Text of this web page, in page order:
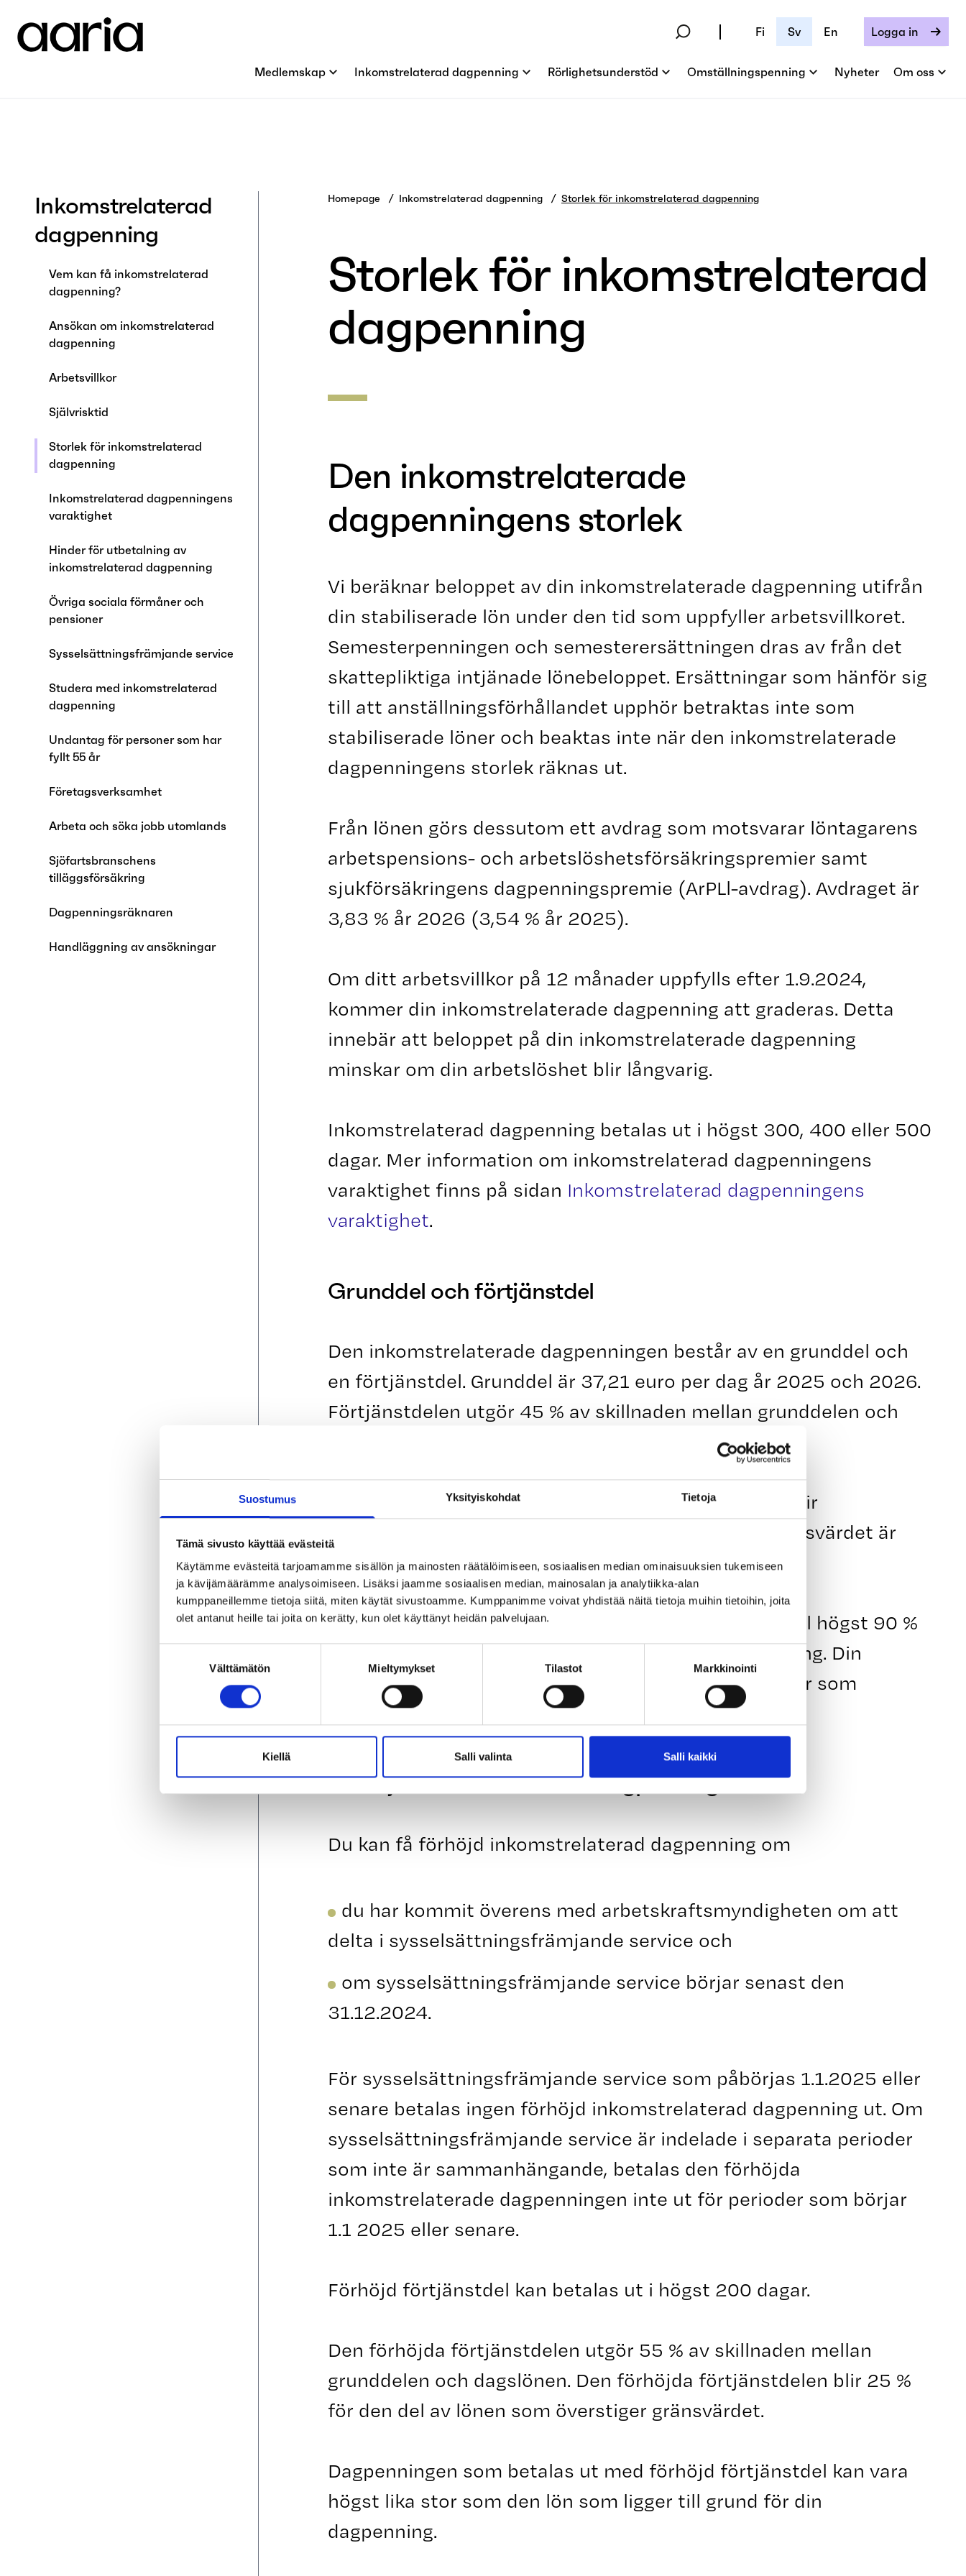
Suostumus Yksityiskohdat Tietoja
Tämä sivusto käyttää evästeitä
Käytämme evästeitä tarjoamamme sisällön ja mainosten räätälöimiseen, sosiaalisen median ominaisuuksien tukemiseen
ja kävijämäärämme analysoimiseen. Lisäksi jaamme sosiaalisen median, mainosalan ja analytiikka-alan
kumppaneillemme tietoja siitä, miten käytät sivustoamme. Kumppanimme voivat yhdistää näitä tietoja muihin tietoihin, joita
olet antanut heille tai joita on kerätty, kun olet käyttänyt heidän palvelujaan.
Välttämätön Mieltymykset Tilastot Markkinointi
Kiellä Salli valinta Salli kaikki
Fi Sv En Logga in
Medlemskap Inkomstrelaterad dagpenning Rörlighetsunderstöd Omställningspenning Nyheter Om oss
Inkomstrelaterad
dagpenning
Vem kan få inkomstrelaterad
dagpenning?
Ansökan om inkomstrelaterad
dagpenning
Arbetsvillkor
Självrisktid
Storlek för inkomstrelaterad
dagpenning
Inkomstrelaterad dagpenningens
varaktighet
Hinder för utbetalning av
inkomstrelaterad dagpenning
Övriga sociala förmåner och
pensioner
Sysselsättningsfrämjande service
Studera med inkomstrelaterad
dagpenning
Undantag för personer som har
fyllt 55 år
Företagsverksamhet
Arbeta och söka jobb utomlands
Sjöfartsbranschens
tilläggsförsäkring
Dagpenningsräknaren
Handläggning av ansökningar
Homepage Inkomstrelaterad dagpenning Storlek för inkomstrelaterad dagpenning
Storlek för inkomstrelaterad
dagpenning
Den inkomstrelaterade
dagpenningens storlek
Vi beräknar beloppet av din inkomstrelaterade dagpenning utifrån
din stabiliserade lön under den tid som uppfyller arbetsvillkoret.
Semesterpenningen och semesterersättningen dras av från det
skattepliktiga intjänade lönebeloppet. Ersättningar som hänför sig
till att anställningsförhållandet upphör betraktas inte som
stabiliserade löner och beaktas inte när den inkomstrelaterade
dagpenningens storlek räknas ut.
Från lönen görs dessutom ett avdrag som motsvarar löntagarens
arbetspensions- och arbetslöshetsförsäkringspremier samt
sjukförsäkringens dagpenningspremie (ArPLl-avdrag). Avdraget är
3,83 % år 2026 (3,54 % år 2025).
Om ditt arbetsvillkor på 12 månader uppfylls efter 1.9.2024,
kommer din inkomstrelaterade dagpenning att graderas. Detta
innebär att beloppet på din inkomstrelaterade dagpenning
minskar om din arbetslöshet blir långvarig.
Inkomstrelaterad dagpenning betalas ut i högst 300, 400 eller 500
dagar. Mer information om inkomstrelaterad dagpenningens
varaktighet finns på sidan Inkomstrelaterad dagpenningens
varaktighet.
Grunddel och förtjänstdel
Den inkomstrelaterade dagpenningen består av en grunddel och
en förtjänstdel. Grunddel är 37,21 euro per dag år 2025 och 2026.
Förtjänstdelen utgör 45 % av skillnaden mellan grunddelen och
Om din månadslön överstiger ett visst gränsvärde, blir
förtjänstdelen 20 % för den överstigande delen. Gränsvärdet är
3534,95 euro år 2025 och år 2026.
Din fulla inkomstrelaterade dagpenning kan uppgå till högst 90 %
av den dagslön som ligger till grund för din dagpenning. Din
inkomstrelaterade dagpenning är dock minst lika stor som
grunddel.
Förhöjd inkomstrelaterad dagpenning
Du kan få förhöjd inkomstrelaterad dagpenning om
du har kommit överens med arbetskraftsmyndigheten om att
delta i sysselsättningsfrämjande service och
om sysselsättningsfrämjande service börjar senast den
31.12.2024.
För sysselsättningsfrämjande service som påbörjas 1.1.2025 eller
senare betalas ingen förhöjd inkomstrelaterad dagpenning ut. Om
sysselsättningsfrämjande service är indelade i separata perioder
som inte är sammanhängande, betalas den förhöjda
inkomstrelaterade dagpenningen inte ut för perioder som börjar
1.1 2025 eller senare.
Förhöjd förtjänstdel kan betalas ut i högst 200 dagar.
Den förhöjda förtjänstdelen utgör 55 % av skillnaden mellan
grunddelen och dagslönen. Den förhöjda förtjänstdelen blir 25 %
för den del av lönen som överstiger gränsvärdet.
Dagpenningen som betalas ut med förhöjd förtjänstdel kan vara
högst lika stor som den lön som ligger till grund för din
dagpenning.